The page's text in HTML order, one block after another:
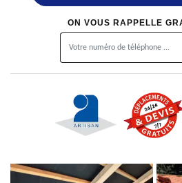
ON VOUS RAPPELLE